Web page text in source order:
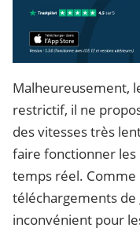
Malheureusement,
restrictif, il ne
des vitesses très
faire fonctionner
temps réel. Comme
téléchargements de
inconvénient pour